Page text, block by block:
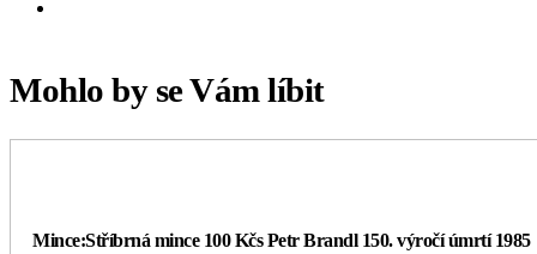
Mohlo by se Vám líbit
Mince:Stříbrná mince 100 Kčs Petr Brandl 150. výročí úmrtí 1985